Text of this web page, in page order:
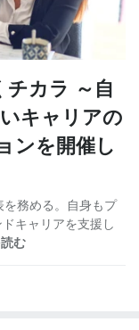
チカラ ～自
キャリアの
ンを開催し
務める。自身もプ
キャリアを支援し
む